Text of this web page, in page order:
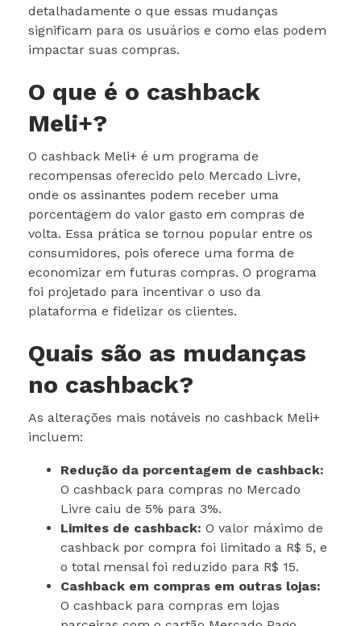
detalhadamente o que essas mudanças
significam para os usuários e como elas podem
impactar suas compras.
O que é o cashback
Meli+?
O cashback Meli+ é um programa de
recompensas oferecido pelo Mercado Livre,
onde os assinantes podem receber uma
porcentagem do valor gasto em compras de
volta. Essa prática se tornou popular entre os
consumidores, pois oferece uma forma de
economizar em futuras compras. O programa
foi projetado para incentivar o uso da
plataforma e fidelizar os clientes.
Quais são as mudanças
no cashback?
As alterações mais notáveis no cashback Meli+
incluem:
Redução da porcentagem de cashback:
O cashback para compras no Mercado
Livre caiu de 5% para 3%.
Limites de cashback: O valor máximo de
cashback por compra foi limitado a R$ 5, e
o total mensal foi reduzido para R$ 15.
Cashback em compras em outras lojas:
O cashback para compras em lojas